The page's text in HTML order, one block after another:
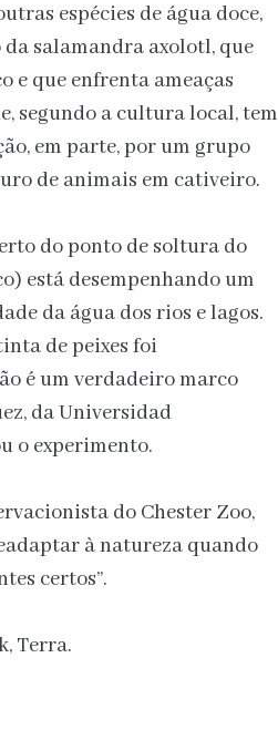
espécies de água doce,
salamandra axolotl, que
e que enfrenta ameaças
segundo a cultura local, tem
em parte, por um grupo
de animais em cativeiro.
do ponto de soltura do
está desempenhando um
da água dos rios e lagos.
de peixes foi
é um verdadeiro marco
da Universidad
o experimento.
do Chester Zoo,
à natureza quando
certos”.
Terra.